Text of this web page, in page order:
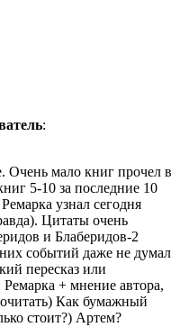
:
Очень мало книг прочел в
5-10 за последние 10
узнал сегодня
Цитаты очень
и Блаберидов-2
событий даже не думал
пересказ или
+ мнение автора,
Как бумажный
стоит?) Артем?